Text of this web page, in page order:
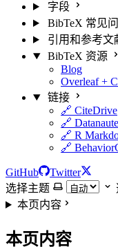
字段
BibTeX 常见
引用和参考文
BibTeX 资源
Blog
Overleaf +
链接
🔗 CiteDrive
🔗
🔗 R
🔗
GitHub
Twitter
选择主题
本页内容
本页内容